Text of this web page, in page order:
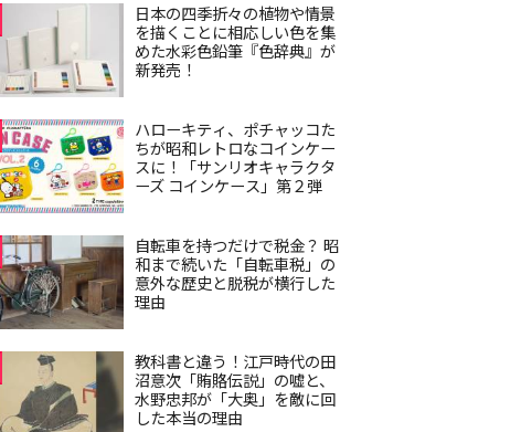
日本の四季折々の植物や情景
を描くことに相応しい色を集
めた水彩色鉛筆『色辞典』が
新発売！
ハローキティ、ポチャッコた
ちが昭和レトロなコインケー
スに！「サンリオキャラクタ
ーズ コインケース」第２弾
自転車を持つだけで税金？ 昭
和まで続いた「自転車税」の
意外な歴史と脱税が横行した
理由
教科書と違う！江戸時代の田
沼意次「賄賂伝説」の嘘と、
水野忠邦が「大奥」を敵に回
した本当の理由